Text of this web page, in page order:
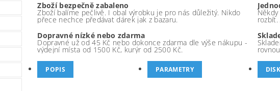
Zboží bezpečně zabaleno
Zboží balíme pečlivě. I obal výrobku je pro nás důležitý. Nikdo
přece nechce předávat dárek jak z bazaru.
Dopravné nízké nebo zdarma
Dopravné už od 45 Kč nebo dokonce zdarma dle výše nákupu -
výdejní místa od 1500 Kč, kurýr od 2500 Kč.
POPIS PARAMETRY